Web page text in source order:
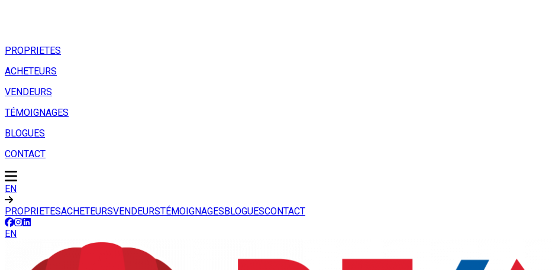
PROPRIETES
ACHETEURS
VENDEURS
TÉMOIGNAGES
BLOGUES
CONTACT
EN
PROPRIETESACHETEURSVENDEURSTÉMOIGNAGESBLOGUESCONTACT
EN